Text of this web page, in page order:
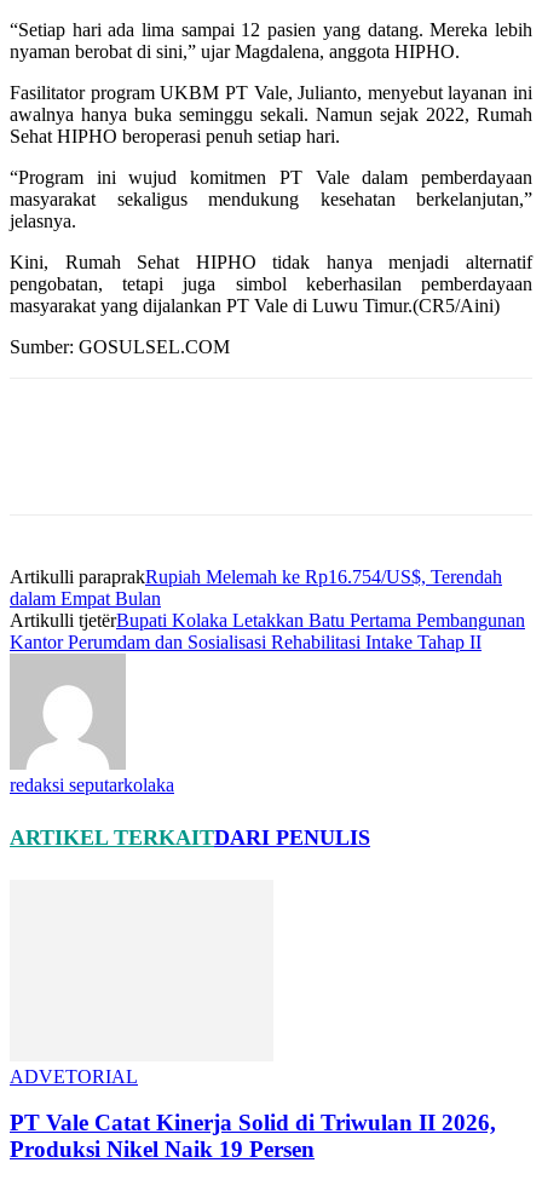
“Setiap hari ada lima sampai 12 pasien yang datang. Mereka lebih
nyaman berobat di sini,” ujar Magdalena, anggota HIPHO.
Fasilitator program UKBM PT Vale, Julianto, menyebut layanan ini
awalnya hanya buka seminggu sekali. Namun sejak 2022, Rumah
Sehat HIPHO beroperasi penuh setiap hari.
“Program ini wujud komitmen PT Vale dalam pemberdayaan
masyarakat sekaligus mendukung kesehatan berkelanjutan,”
jelasnya.
Kini, Rumah Sehat HIPHO tidak hanya menjadi alternatif
pengobatan, tetapi juga simbol keberhasilan pemberdayaan
masyarakat yang dijalankan PT Vale di Luwu Timur.(CR5/Aini)
Sumber: GOSULSEL.COM
Artikulli paraprakRupiah Melemah ke Rp16.754/US$, Terendah
dalam Empat Bulan
Artikulli tjetërBupati Kolaka Letakkan Batu Pertama Pembangunan
Kantor Perumdam dan Sosialisasi Rehabilitasi Intake Tahap II
redaksi seputarkolaka
ARTIKEL TERKAITDARI PENULIS
ADVETORIAL
PT Vale Catat Kinerja Solid di Triwulan II 2026,
Produksi Nikel Naik 19 Persen